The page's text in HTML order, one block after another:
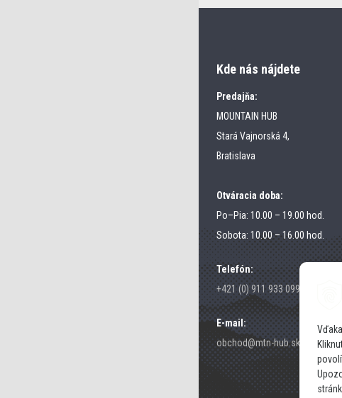
Kde nás nájdete
Predajňa:
MOUNTAIN HUB
Stará Vajnorská 4,
Bratislava
Otváracia doba:
Po–Pia: 10.00 – 19.00 hod.
Sobota: 10.00 – 16.00 hod.
Telefón:
+421 (0) 911 933 099
E-mail:
obchod@mtn-hub.sk